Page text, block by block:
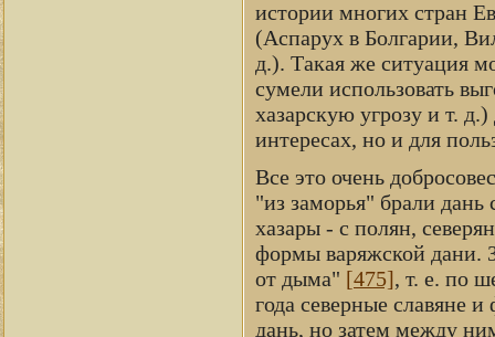
истории многих стран
(Аспарух в Болгарии,
д.). Такая же ситуация
сумели использовать
хазарскую угрозу и т.
интересах, но и для
Все это очень
"из заморья" брали
хазары - с полян,
формы варяжской дани.
от дыма" [475], т. е. по
года северные славяне
дань, но затем между